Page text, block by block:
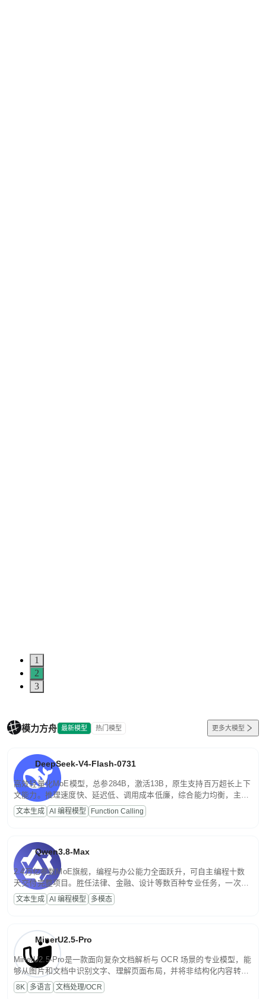
1
2
3
模力方舟 最新模型 热门模型 更多大模型
DeepSeek-V4-Flash-0731
高效轻量化MoE模型，总参284B，激活13B，原生支持百万超长上下
文能力。推理速度快、延迟低、调用成本低廉，综合能力均衡，主打
高并发、轻量化任务，适合日常对话、内容创作、基础 RAG、批量
文案处理等普惠刚需场景。
文本生成 AI 编程模型 Function Calling
Qwen3.8-Max
2.4万亿参数MoE旗舰，编程与办公能力全面跃升，可自主编程十数
天交付完整项目。胜任法律、金融、设计等数百种专业任务，一次对
话端到端交付生产级成果。原生视觉理解贯穿规划、执行与验证全流
程，支持超长文档与长视频的深度语义解析。长程任务中自主规划与
文本生成 AI 编程模型 多模态
MinerU2.5-Pro
MinerU2.5-Pro是一款面向复杂文档解析与 OCR 场景的专业模型，能
够从图片和文档中识别文字、理解页面布局，并将非结构化内容转换
为便于存储、检索和二次处理的结构化结果。
8K 多语言 文档处理/OCR